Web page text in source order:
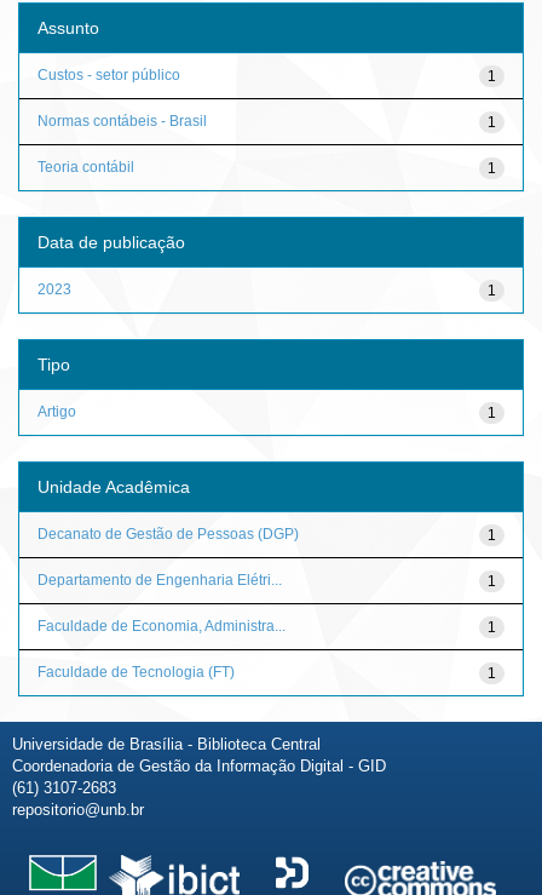
Assunto
1
Custos - setor público
1
Normas contábeis - Brasil
1
Teoria contábil
Data de publicação
1
2023
Tipo
1
Artigo
Unidade Acadêmica
1
Decanato de Gestão de Pessoas (DGP)
1
Departamento de Engenharia Elétri...
1
Faculdade de Economia, Administra...
1
Faculdade de Tecnologia (FT)
Universidade de Brasília - Biblioteca Central
Coordenadoria de Gestão da Informação Digital - GID
(61) 3107-2683
repositorio@unb.br